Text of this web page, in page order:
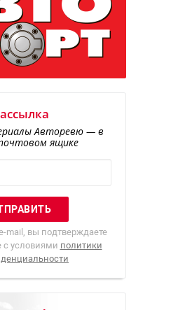
Авторевю — в
ящике
mail, вы подтверждаете
с условиями политики